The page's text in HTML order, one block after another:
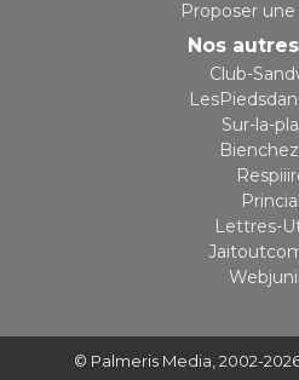
Proposer
Nos
Club-
Sur-la-
Princial
Lettres-
© Palmeris Media , 2002-